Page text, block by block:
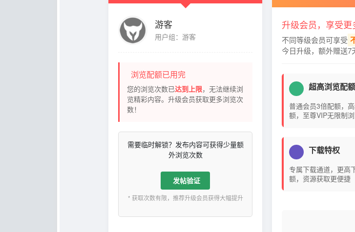
游客
用户组：游客
浏览配额已用完
您的浏览次数已达到上限，无法继续浏
览精彩内容。升级会员获取更多浏览次
数！
需要临时解锁？发布内容可获得少量额
外浏览次数
发帖验证
* 获取次数有限，推荐升级会员获得大幅提升
升级会员，享受更
不同等级会员可享受
今日升级，额外赠送7
超高浏览配额
普通会员3倍配额，
额，至尊VIP无限制浏
下载特权
专属下载通道，更高
额，资源获取更便捷